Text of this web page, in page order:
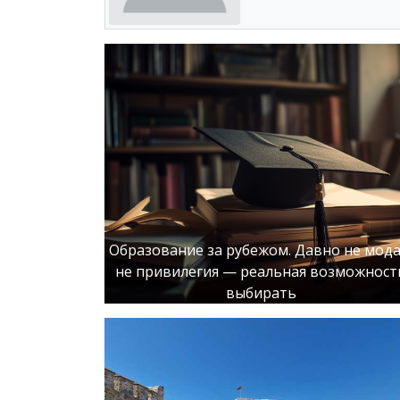
Образование за рубежом. Давно не
не привилегия — реальная
выбирать